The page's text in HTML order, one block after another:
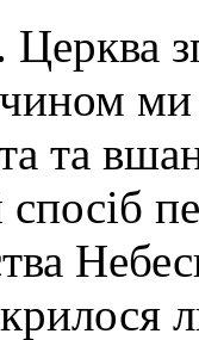
та